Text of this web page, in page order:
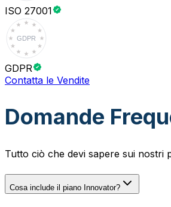
ISO 27001
GDPR
GDPR
Contatta le Vendite
Domande
Tutto ciò che devi sapere sui nostri
Cosa include il piano Innovator?